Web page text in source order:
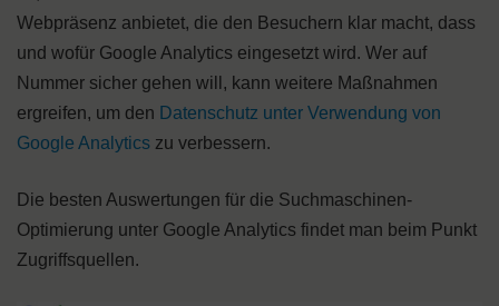
Webpräsenz anbietet, die den Besuchern klar macht, dass
und wofür Google Analytics eingesetzt wird. Wer auf
Nummer sicher gehen will, kann weitere Maßnahmen
ergreifen, um den Datenschutz unter Verwendung von
Google Analytics zu verbessern.
Die besten Auswertungen für die Suchmaschinen-
Optimierung unter Google Analytics findet man beim Punkt
Zugriffsquellen.